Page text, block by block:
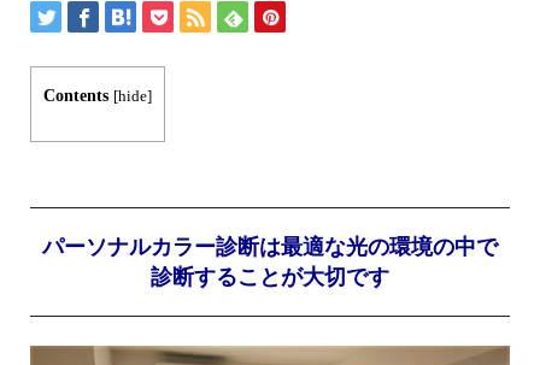
Contents [hide]
パーソナルカラー診断は最適な光の環境の中で
診断することが大切です